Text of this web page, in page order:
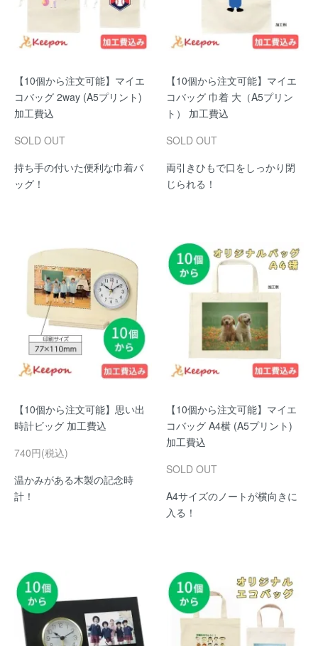
【10個から注文可能】マイエ
コバッグ 2way (A5プリント)
加工費込
SOLD OUT
持ち手の付いた便利な巾着バ
ッグ！
【10個から注文可能】マイエ
コバッグ 巾着 大（A5プリン
ト） 加工費込
SOLD OUT
両引きひもで口をしっかり閉
じられる！
【10個から注文可能】思い出
時計ビッグ 加工費込
740円(税込)
温かみがある木製の記念時
計！
【10個から注文可能】マイエ
コバッグ A4横 (A5プリント)
加工費込
SOLD OUT
A4サイズのノートが横向きに
入る！